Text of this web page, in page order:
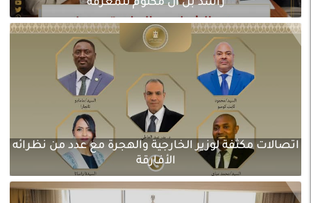
راشد بن آل مكتوم للمعرفة
اتصالات مكثفة لوزير الخارجية والهجرة مع عدد من نظرائه
الأفارقة